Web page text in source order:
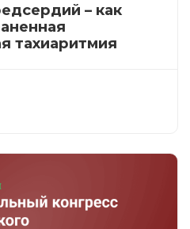
– как
тахиаритмия